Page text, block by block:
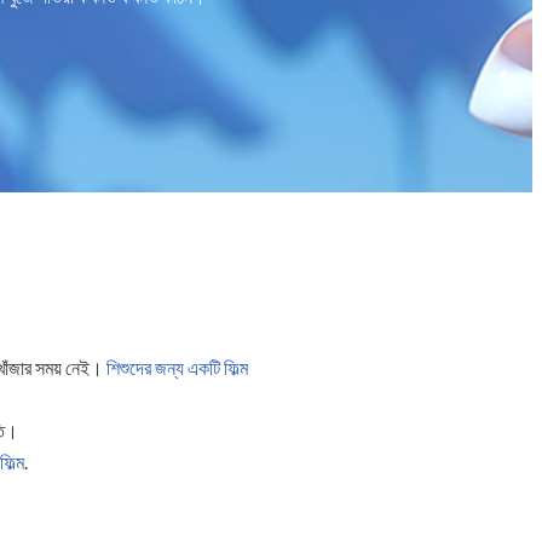
সময় নেই। শিশুদের জন্য একটি ফিল্ম
.